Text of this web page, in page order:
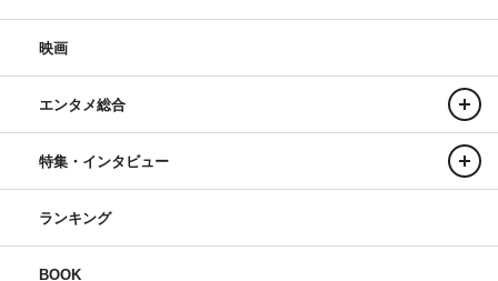
映画
エンタメ総合
特集・インタビュー
ランキング
BOOK